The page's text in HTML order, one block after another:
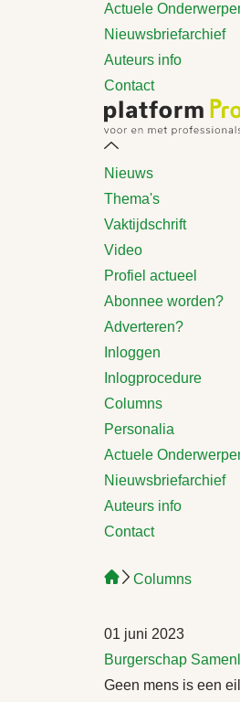
Actuele
Nieuwsbriefarchief
Auteurs info
Contact
Nieuws
Thema's
Vaktijdschrift
Video
Profiel actueel
Abonnee worden?
Adverteren?
Inloggen
Inlogprocedure
Columns
Personalia
Actuele
Nieuwsbriefarchief
Auteurs info
Contact
Columns
01 juni 2023
Burgerschap
Geen mens is een